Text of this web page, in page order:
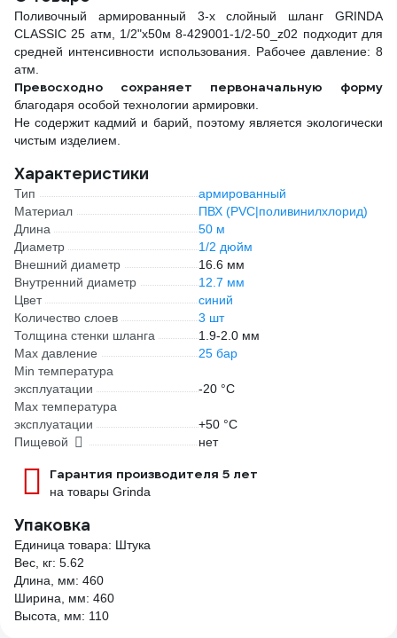
Поливочный армированный 3-х слойный шланг GRINDA
CLASSIC 25 атм, 1/2"х50м 8-429001-1/2-50_z02 подходит для
средней интенсивности использования. Рабочее давление: 8
атм.
Превосходно сохраняет первоначальную форму
благодаря особой технологии армировки.
Не содержит кадмий и барий, поэтому является экологически
чистым изделием.
Характеристики
Тип
армированный
Материал
ПВХ (PVC|поливинилхлорид)
Длина
50 м
Диаметр
1/2 дюйм
Внешний диаметр
16.6 мм
Внутренний диаметр
12.7 мм
Цвет
синий
Количество слоев
3 шт
Толщина стенки шланга
1.9-2.0 мм
Max давление
25 бар
Min температура
эксплуатации
-20 °С
Мах температура
эксплуатации
+50 °С
Пищевой
нет
Гарантия производителя 5 лет
на товары Grinda
Упаковка
Единица товара: Штука
Вес, кг: 5.62
Длина, мм: 460
Ширина, мм: 460
Высота, мм: 110